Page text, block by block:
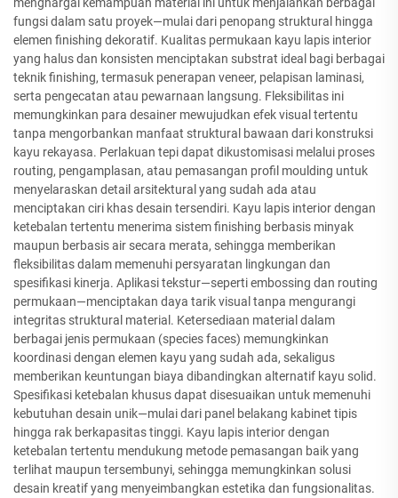
fungsi dalam satu proyek—mulai dari penopang struktural hingga
elemen finishing dekoratif. Kualitas permukaan kayu lapis interior
yang halus dan konsisten menciptakan substrat ideal bagi berbagai
teknik finishing, termasuk penerapan veneer, pelapisan laminasi,
serta pengecatan atau pewarnaan langsung. Fleksibilitas ini
memungkinkan para desainer mewujudkan efek visual tertentu
tanpa mengorbankan manfaat struktural bawaan dari konstruksi
kayu rekayasa. Perlakuan tepi dapat dikustomisasi melalui proses
routing, pengamplasan, atau pemasangan profil moulding untuk
menyelaraskan detail arsitektural yang sudah ada atau
menciptakan ciri khas desain tersendiri. Kayu lapis interior dengan
ketebalan tertentu menerima sistem finishing berbasis minyak
maupun berbasis air secara merata, sehingga memberikan
fleksibilitas dalam memenuhi persyaratan lingkungan dan
spesifikasi kinerja. Aplikasi tekstur—seperti embossing dan routing
permukaan—menciptakan daya tarik visual tanpa mengurangi
integritas struktural material. Ketersediaan material dalam
berbagai jenis permukaan (species faces) memungkinkan
koordinasi dengan elemen kayu yang sudah ada, sekaligus
memberikan keuntungan biaya dibandingkan alternatif kayu solid.
Spesifikasi ketebalan khusus dapat disesuaikan untuk memenuhi
kebutuhan desain unik—mulai dari panel belakang kabinet tipis
hingga rak berkapasitas tinggi. Kayu lapis interior dengan
ketebalan tertentu mendukung metode pemasangan baik yang
terlihat maupun tersembunyi, sehingga memungkinkan solusi
desain kreatif yang menyeimbangkan estetika dan fungsionalitas.